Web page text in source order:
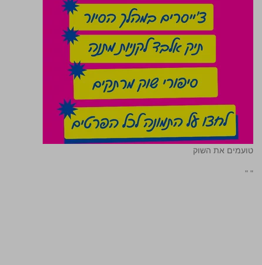
טועמים את השוק
"
"